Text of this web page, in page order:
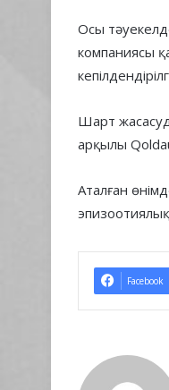
Осы
компаниясы
Шарт
арқылы
Аталған
Facebook